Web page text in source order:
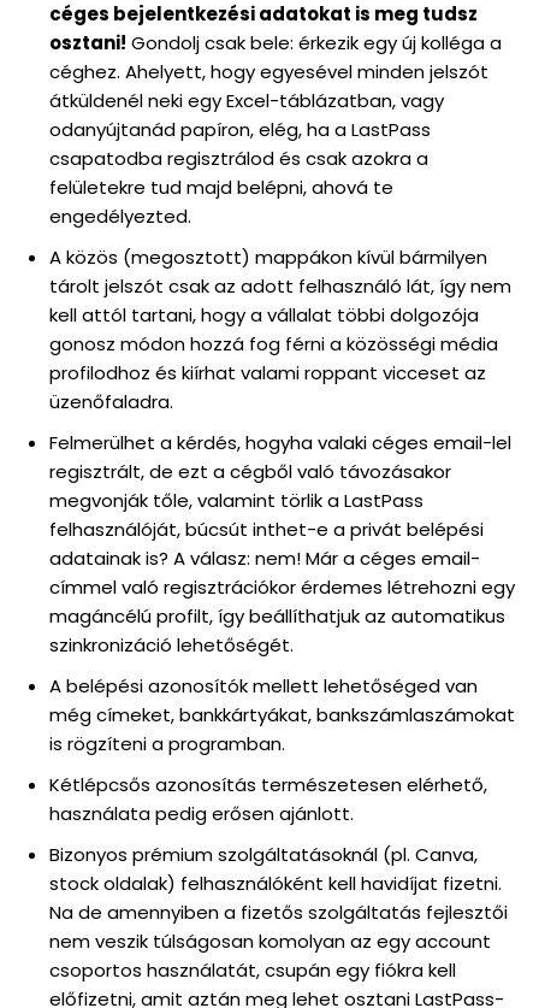
céges bejelentkezési adatokat is meg tudsz
osztani! Gondolj csak bele: érkezik egy új kolléga a
céghez. Ahelyett, hogy egyesével minden jelszót
átküldenél neki egy Excel-táblázatban, vagy
odanyújtanád papíron, elég, ha a LastPass
csapatodba regisztrálod és csak azokra a
felületekre tud majd belépni, ahová te
engedélyezted.
A közös (megosztott) mappákon kívül bármilyen
tárolt jelszót csak az adott felhasználó lát, így nem
kell attól tartani, hogy a vállalat többi dolgozója
gonosz módon hozzá fog férni a közösségi média
profilodhoz és kiírhat valami roppant vicceset az
üzenőfaladra.
Felmerülhet a kérdés, hogyha valaki céges email-lel
regisztrált, de ezt a cégből való távozásakor
megvonják tőle, valamint törlik a LastPass
felhasználóját, búcsút inthet-e a privát belépési
adatainak is? A válasz: nem! Már a céges email-
címmel való regisztrációkor érdemes létrehozni egy
magáncélú profilt, így beállíthatjuk az automatikus
szinkronizáció lehetőségét.
A belépési azonosítók mellett lehetőséged van
még címeket, bankkártyákat, bankszámlaszámokat
is rögzíteni a programban.
Kétlépcsős azonosítás természetesen elérhető,
használata pedig erősen ajánlott.
Bizonyos prémium szolgáltatásoknál (pl. Canva,
stock oldalak) felhasználóként kell havidíjat fizetni.
Na de amennyiben a fizetős szolgáltatás fejlesztői
nem veszik túlságosan komolyan az egy account
csoportos használatát, csupán egy fiókra kell
előfizetni, amit aztán meg lehet osztani LastPass-